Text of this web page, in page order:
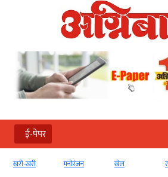
ई-पेपर
खरी-खरी मनोरंजन खेल